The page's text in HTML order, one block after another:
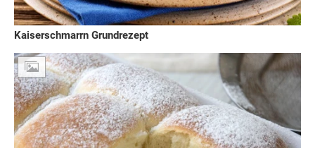
Kaiserschmarrn Grundrezept